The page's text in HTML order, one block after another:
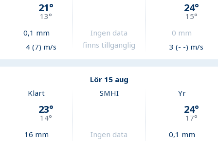
21°
13°
0,1 mm
4 (7) m/s
Ingen data
finns tillgänglig
24°
15°
0 mm
3 (- -) m/s
Lör 15 aug
Klart
23°
14°
16 mm
SMHI
Ingen data
Yr
24°
17°
0,1 mm